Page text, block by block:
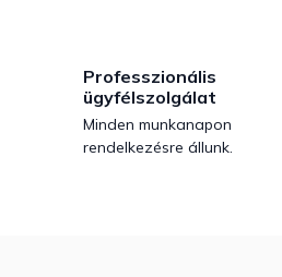
Professzionális
ügyfélszolgálat
Minden munkanapon
rendelkezésre állunk.